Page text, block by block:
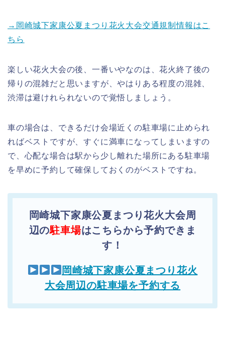
→岡崎城下家康公夏まつり花火大会交通規制情報はこ
ちら
楽しい花火大会の後、一番いやなのは、花火終了後の
帰りの混雑だと思いますが、やはりある程度の混雑、
渋滞は避けれられないので覚悟しましょう。
車の場合は、できるだけ会場近くの駐車場に止められ
ればベストですが、すぐに満車になってしまいますの
で、心配な場合は駅から少し離れた場所にある駐車場
を早めに予約して確保しておくのがベストですね。
岡崎城下家康公夏まつり花火大会周
辺の駐車場はこちらから予約できま
す！
岡崎城下家康公夏まつり花火
大会周辺の駐車場を予約する